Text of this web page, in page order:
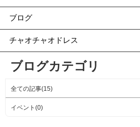
ブログ
チャオチャオドレス
ブログカテゴリ
全ての記事(15)
イベント(0)